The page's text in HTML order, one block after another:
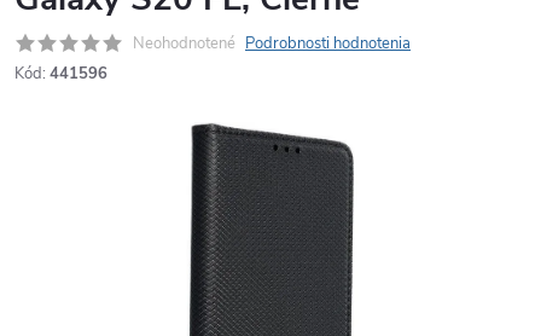
Neohodnotené Podrobnosti hodnotenia
Kód: 441596